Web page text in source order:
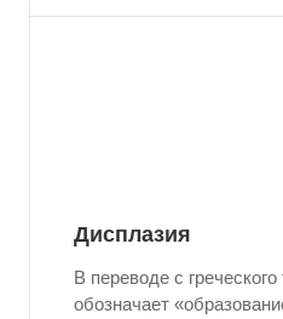
Дисплазия
В переводе с
обозначает